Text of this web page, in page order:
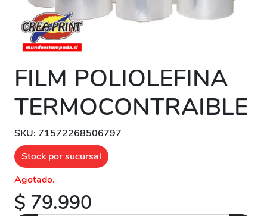
FILM POLIOLEFINA
TERMOCONTRAIBLE
SKU: 71572268506797
Stock por sucursal
Agotado.
$ 79.990